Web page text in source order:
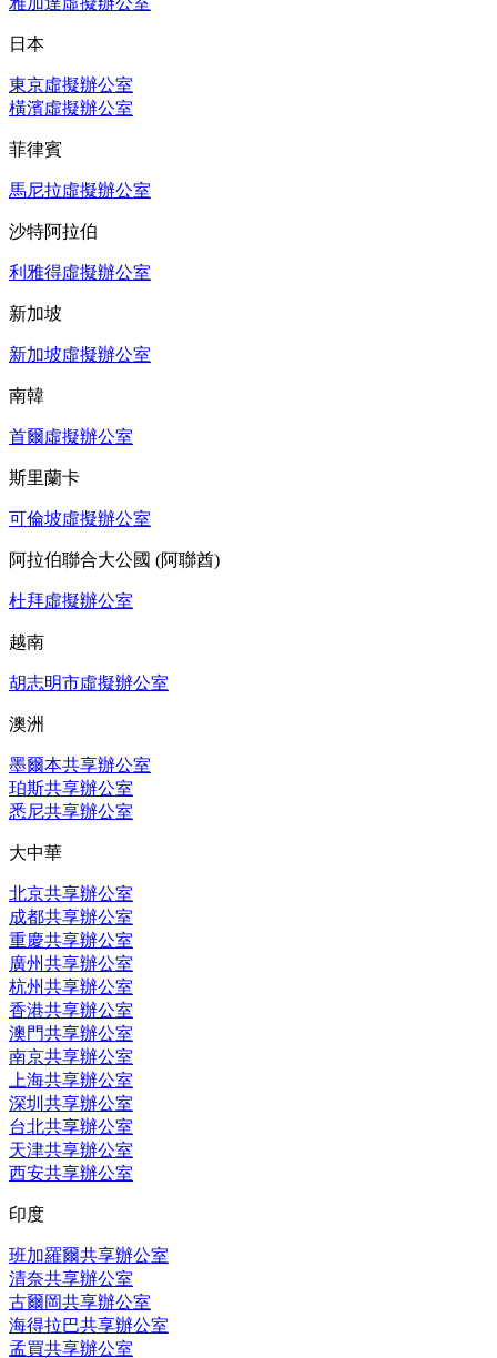
日本
東京虛擬辦公室
橫濱虛擬辦公室
菲律賓
馬尼拉虛擬辦公室
沙特阿拉伯
利雅得虛擬辦公室
新加坡
新加坡虛擬辦公室
南韓
首爾虛擬辦公室
斯里蘭卡
可倫坡虛擬辦公室
阿拉伯聯合大公國 (阿聯酋)
杜拜虛擬辦公室
越南
胡志明市虛擬辦公室
澳洲
墨爾本共享辦公室
珀斯共享辦公室
悉尼共享辦公室
大中華
北京共享辦公室
成都共享辦公室
重慶共享辦公室
廣州共享辦公室
杭州共享辦公室
香港共享辦公室
澳門共享辦公室
南京共享辦公室
上海共享辦公室
深圳共享辦公室
台北共享辦公室
天津共享辦公室
西安共享辦公室
印度
班加羅爾共享辦公室
清奈共享辦公室
古爾岡共享辦公室
海得拉巴共享辦公室
孟買共享辦公室